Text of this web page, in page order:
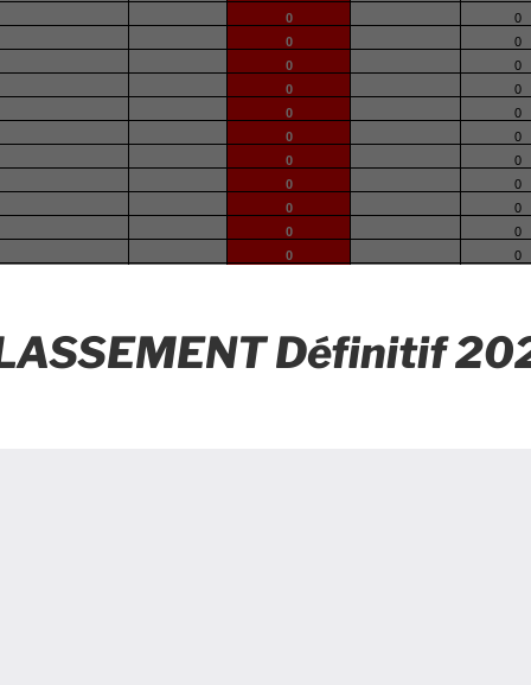
Définitif